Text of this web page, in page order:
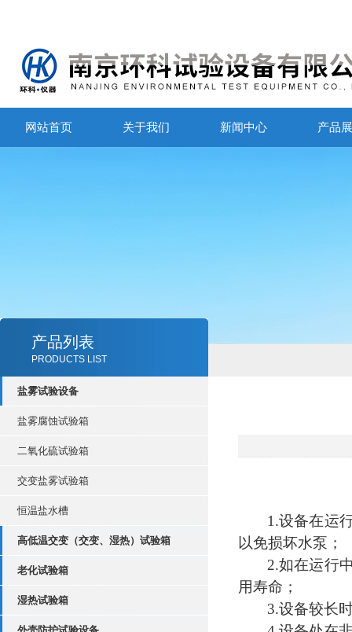
网站首页 关于我们 新闻中心 产品
产品列表
PRODUCTS LIST
盐雾试验设备
盐雾腐蚀试验箱
二氧化硫试验箱
交变盐雾试验箱
恒温盐水槽
高低温交变（交变、湿热）试验箱
老化试验箱
湿热试验箱
1.设备在运
以免损坏水泵；
2.如在运行
用寿命；
3.设备较长